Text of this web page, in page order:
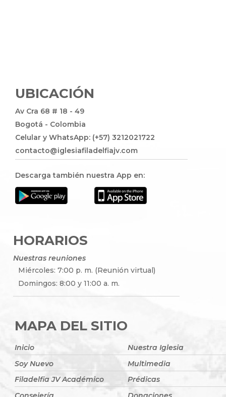
UBICACIÓN
Av Cra 68 # 18 - 49
Bogotá - Colombia
Celular y WhatsApp: (+57) 3212021722
contacto@iglesiafiladelfiajv.com
Descarga también nuestra App en:
HORARIOS
Nuestras reuniones
Miércoles: 7:00 p. m. (Reunión virtual)
Domingos: 8:00 y 11:00 a. m.
MAPA DEL SITIO
Inicio
Nuestra Iglesia
Soy Nuevo
Multimedia
Filadelfia JV Académico
Prédicas